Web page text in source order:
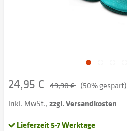
24,95 € 49,90 € (50% gespart)
inkl. MwSt.,zzgl. Versandkosten
Lieferzeit 5-7 Werktage